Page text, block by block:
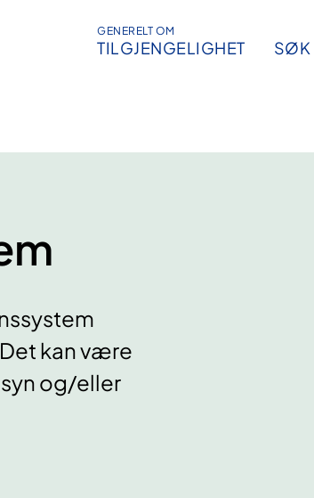
GENERELT OM
TILGJENGELIGHET SØK
kan være
og/eller